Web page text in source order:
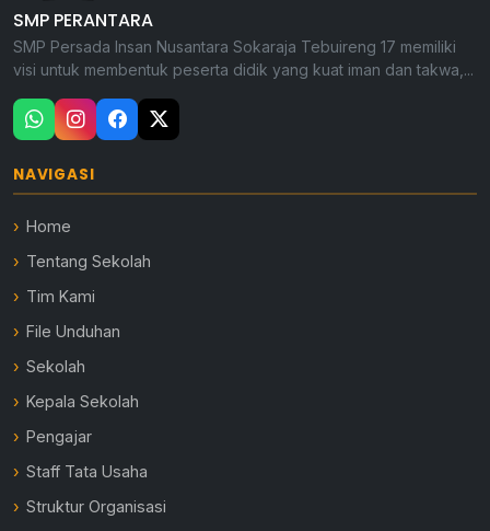
SMP PERANTARA
SMP Persada Insan Nusantara Sokaraja Tebuireng 17 memiliki
visi untuk membentuk peserta didik yang kuat iman dan takwa,...
NAVIGASI
Home
Tentang Sekolah
Tim Kami
File Unduhan
Sekolah
Kepala Sekolah
Pengajar
Staff Tata Usaha
Struktur Organisasi